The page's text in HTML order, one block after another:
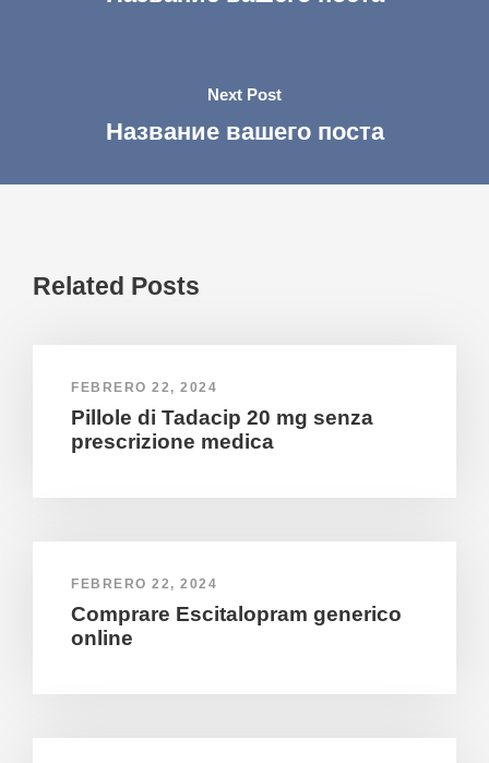
Next Post
Название вашего поста
Related Posts
FEBRERO 22, 2024
Pillole di Tadacip 20 mg senza
prescrizione medica
FEBRERO 22, 2024
Comprare Escitalopram generico
online